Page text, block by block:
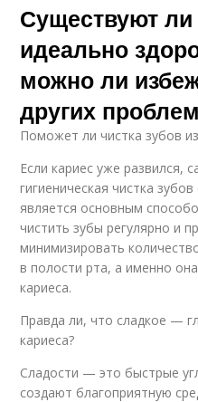
Существуют
идеально
можно ли
других проблем
Поможет ли чистка зубов
Если кариес уже развился,
гигиеническая чистка
является основным
чистить зубы регулярно и
минимизировать
в полости рта, а именно
кариеса.
Правда ли, что сладкое —
кариеса?
Сладости — это быстрые
создают благоприятную